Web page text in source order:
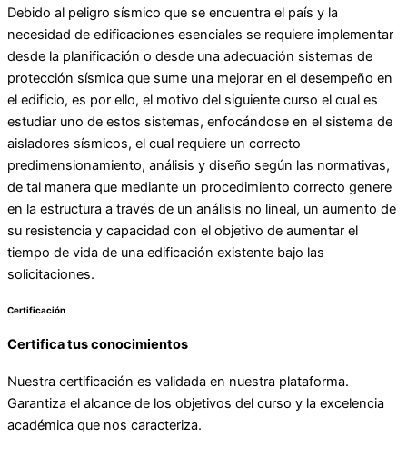
Debido al peligro sísmico que se encuentra el país y la
necesidad de edificaciones esenciales se requiere implementar
desde la planificación o desde una adecuación sistemas de
protección sísmica que sume una mejorar en el desempeño en
el edificio, es por ello, el motivo del siguiente curso el cual es
estudiar uno de estos sistemas, enfocándose en el sistema de
aisladores sísmicos, el cual requiere un correcto
predimensionamiento, análisis y diseño según las normativas,
de tal manera que mediante un procedimiento correcto genere
en la estructura a través de un análisis no lineal, un aumento de
su resistencia y capacidad con el objetivo de aumentar el
tiempo de vida de una edificación existente bajo las
solicitaciones.
Certificación
Certifica tus conocimientos
Nuestra certificación es validada en nuestra plataforma.
Garantiza el alcance de los objetivos del curso y la excelencia
académica que nos caracteriza.